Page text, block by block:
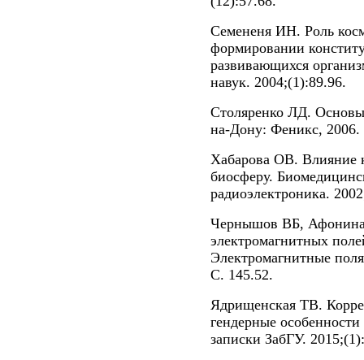
Семененя ИН. Роль
формировании
развивающихся
навук. 2004;(1):89.96.
Столяренко ЛД.
на-Дону: Феникс, 2006.
Хабарова ОВ. Влияние
биосферу.
радиоэлектроника.
Чернышов ВБ,
электромагнитных
Электромагнитные
С. 145.52.
Ядрищенская ТВ.
гендерные
записки ЗабГУ.